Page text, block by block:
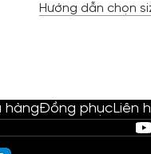
Hướng dẫn chọn
hàngĐồng phụcLiên